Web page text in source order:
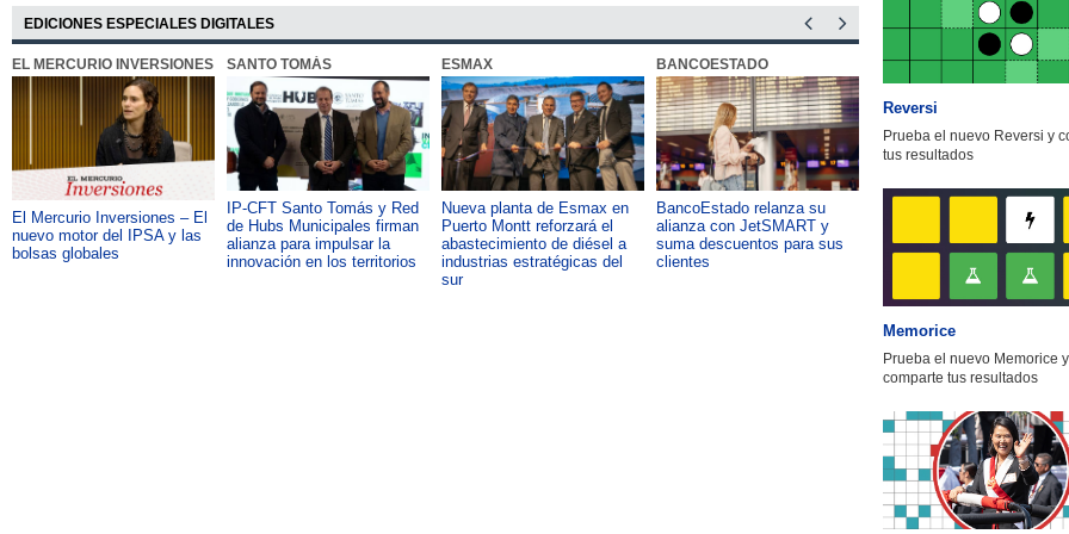
EDICIONES ESPECIALES DIGITALES
EL MERCURIO INVERSIONES
El Mercurio Inversiones – El
nuevo motor del IPSA y las
bolsas globales
SANTO TOMÁS
IP-CFT Santo Tomás y Red
de Hubs Municipales firman
alianza para impulsar la
innovación en los territorios
ESMAX
Nueva planta de Esmax en
Puerto Montt reforzará el
abastecimiento de diésel a
industrias estratégicas del
sur
BANCOESTADO
BancoEstado relanza su
alianza con JetSMART y
suma descuentos para sus
clientes
OTIC CCHC
Capacitación como foco del
desarrollo país: OTIC de la
CChC lanza podcast sobre
Reversi
Prueba el nuevo Reversi y
tus resultados
Memorice
Prueba el nuevo Memorice y
comparte tus resultados